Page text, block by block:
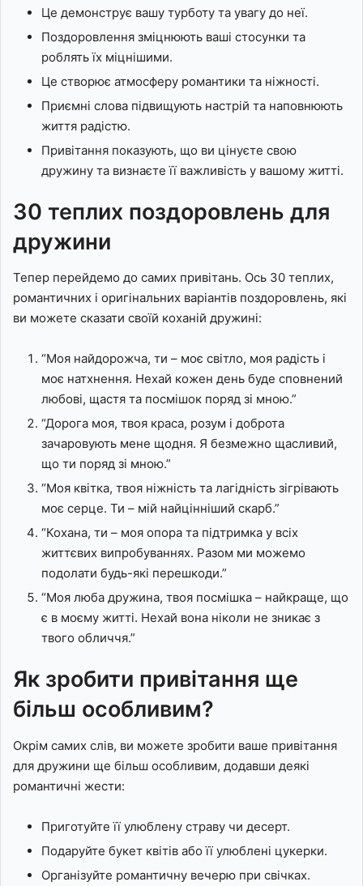
Це демонструє вашу турботу та увагу до неї.
Поздоровлення зміцнюють ваші стосунки та
роблять їх міцнішими.
Це створює атмосферу романтики та ніжності.
Приємні слова підвищують настрій та наповнюють
життя радістю.
Привітання показують, що ви цінуєте свою
дружину та визнаєте її важливість у вашому житті.
30 теплих поздоровлень для
дружини
Тепер перейдемо до самих привітань. Ось 30 теплих,
романтичних і оригінальних варіантів поздоровлень, які
ви можете сказати своїй коханій дружині:
“Моя найдорожча, ти – моє світло, моя радість і
моє натхнення. Нехай кожен день буде сповнений
любові, щастя та посмішок поряд зі мною.”
“Дорога моя, твоя краса, розум і доброта
зачаровують мене щодня. Я безмежно щасливий,
що ти поряд зі мною.”
“Моя квітка, твоя ніжність та лагідність зігрівають
моє серце. Ти – мій найцінніший скарб.”
“Кохана, ти – моя опора та підтримка у всіх
життєвих випробуваннях. Разом ми можемо
подолати будь-які перешкоди.”
“Моя люба дружина, твоя посмішка – найкраще, що
є в моєму житті. Нехай вона ніколи не зникає з
твого обличчя.”
Як зробити привітання ще
більш особливим?
Окрім самих слів, ви можете зробити ваше привітання
для дружини ще більш особливим, додавши деякі
романтичні жести:
Приготуйте її улюблену страву чи десерт.
Подаруйте букет квітів або її улюблені цукерки.
Організуйте романтичну вечерю при свічках.